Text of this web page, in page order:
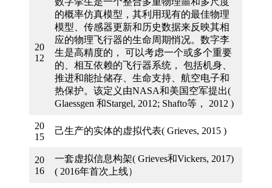
20
12
的概率仿真模型，其利用现有的最佳物理
模型、传感器更新和历史数据来反映其相
应的物理飞行器的生命周期悄况。数字李
生是高精度的， 可以考虑一个或多个重要
的、相互依赖的飞行器系统， 包括机身、
推进和能扯储存、生命支持、航空电子和
热保护。该定义由NASA和美国空军提出(
Glaessgen 和Stargel, 2012; Shafto等， 2012 )
20
15
己生产的实体的虚拟代表( Grieves, 2015 )
20
16
一套虚拟信息构架( Grieves和Vickers, 2017)
( 2016年首次上线）